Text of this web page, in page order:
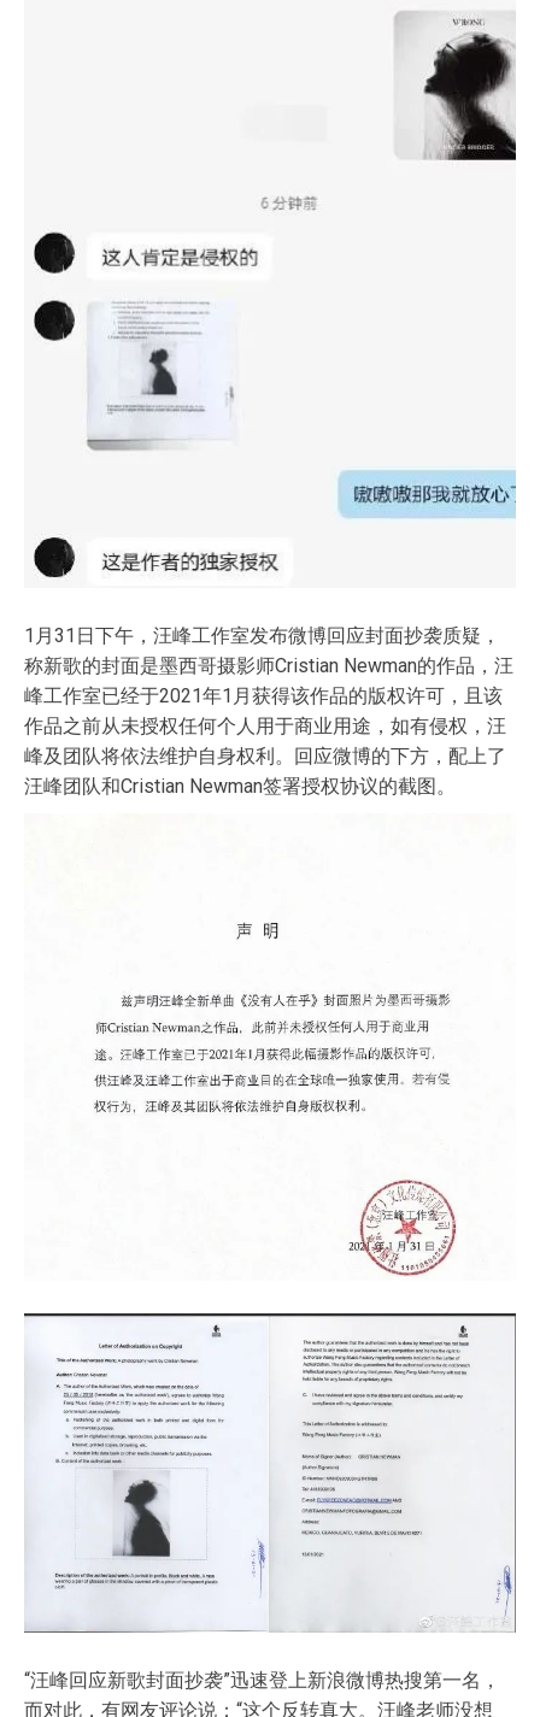
1月31日下午，汪峰工作室发布微博回应封面抄袭质疑，
称新歌的封面是墨西哥摄影师Cristian Newman的作品，汪
峰工作室已经于2021年1月获得该作品的版权许可，且该
作品之前从未授权任何个人用于商业用途，如有侵权，汪
峰及团队将依法维护自身权利。回应微博的下方，配上了
汪峰团队和Cristian Newman签署授权协议的截图。
“汪峰回应新歌封面抄袭”迅速登上新浪微博热搜第一名，
而对此，有网友评论说：“这个反转真大。汪峰老师没想